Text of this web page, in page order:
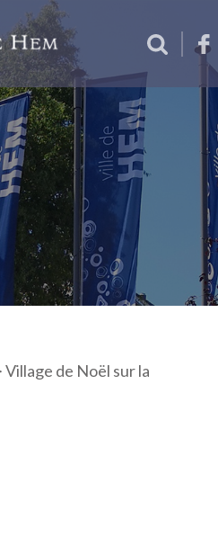
Village de Noël sur la